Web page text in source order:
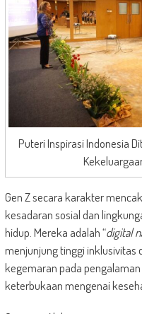
Puteri Inspirasi Indonesia
Gen Z secara karakter
kesadaran sosial dan
hidup. Mereka adalah “digital
menjunjung tinggi inklusivitas
kegemaran pada
keterbukaan mengenai